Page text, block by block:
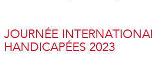
JOURNÉE
HANDICAPÉES 2023